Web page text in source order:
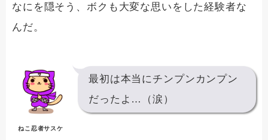
なにを隠そう、ボクも大変な思いをした経験者な
んだ。
ねこ忍者サスケ
最初は本当にチンプンカンプン
だったよ…（涙）